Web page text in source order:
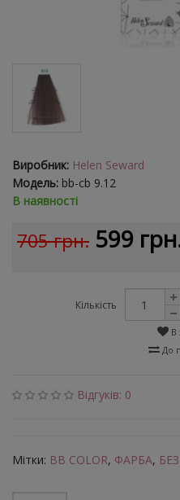
Виробник: Helen Seward
Модель: bb-cb 9.12
В наявності
705 грн. 599
Кількість
В
До
Відгуків: 0
Мітки: BB COLOR, ФАРБА,